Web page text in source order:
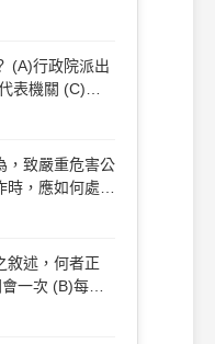
關 (C)直
監督機關
，致嚴重危害公
時，應如何處
敘述，何者正
台北市議會不